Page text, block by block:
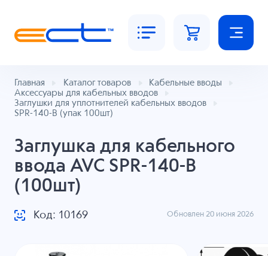
Главная Каталог товаров
Кабельные вводы
Аксессуары для кабельных вводов
Заглушки для уплотнителей кабельных вводов
SPR-140-B (упак 100шт)
Заглушка для кабельного
ввода AVC SPR-140-B
(100шт)
Код: 10169 Обновлен 20 июня 2026